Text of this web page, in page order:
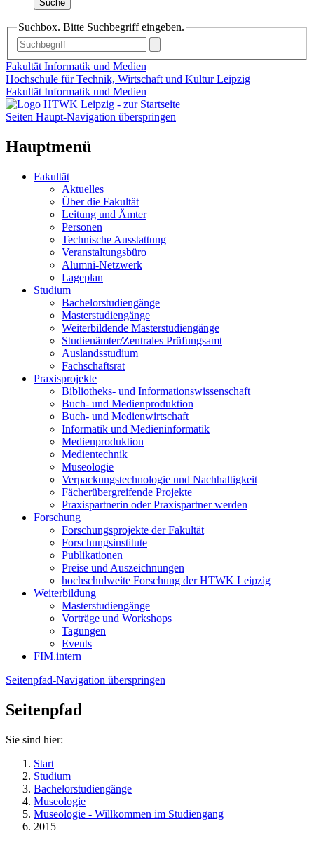
Suche
Suchbox. Bitte Suchbegriff eingeben.
Fakultät Informatik und Medien
Hochschule für Technik, Wirtschaft und Kultur Leipzig
Fakultät Informatik und Medien
Seiten Haupt-Navigation überspringen
Hauptmenü
Fakultät
Aktuelles
Über die Fakultät
Leitung und Ämter
Personen
Technische Ausstattung
Veranstaltungsbüro
Alumni-Netzwerk
Lageplan
Studium
Bachelorstudiengänge
Masterstudiengänge
Weiterbildende Masterstudiengänge
Studienämter/Zentrales Prüfungsamt
Auslandsstudium
Fachschaftsrat
Praxisprojekte
Bibliotheks- und Informationswissenschaft
Buch- und Medienproduktion
Buch- und Medienwirtschaft
Informatik und Medieninformatik
Medienproduktion
Medientechnik
Museologie
Verpackungstechnologie und Nachhaltigkeit
Fächerübergreifende Projekte
Praxispartnerin oder Praxispartner werden
Forschung
Forschungsprojekte der Fakultät
Forschungsinstitute
Publikationen
Preise und Auszeichnungen
hochschulweite Forschung der HTWK Leipzig
Weiterbildung
Masterstudiengänge
Vorträge und Workshops
Tagungen
Events
FIM.intern
Seitenpfad-Navigation überspringen
Seitenpfad
Sie sind hier:
Start
Studium
Bachelorstudiengänge
Museologie
Museologie - Willkommen im Studiengang
2015